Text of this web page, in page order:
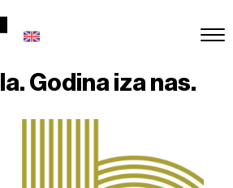
Godina iza nas.